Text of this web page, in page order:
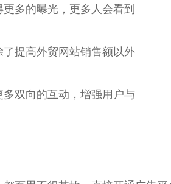
多的曝光，更多人会看到
提高外贸网站销售额以外
双向的互动，增强用户与